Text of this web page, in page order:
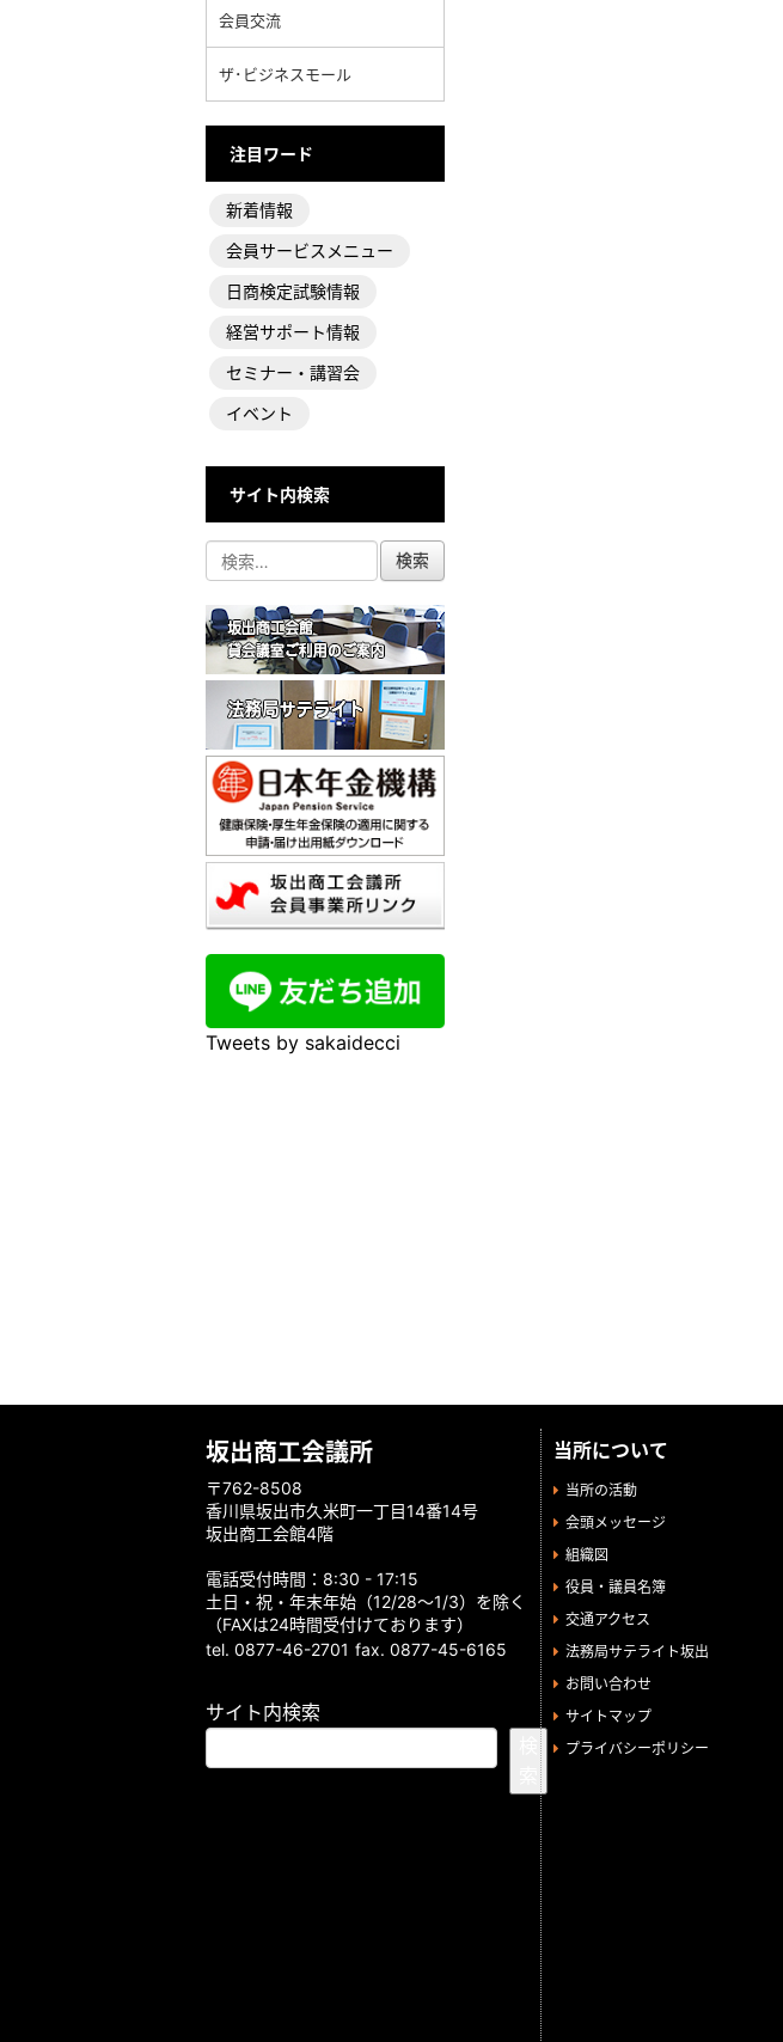
会員交流
ザ･ビジネスモール
注目ワード
新着情報
会員サービスメニュー
日商検定試験情報
経営サポート情報
セミナー・講習会
イベント
サイト内検索
Tweets by sakaidecci
坂出商工会議所
〒762-8508
香川県坂出市久米町一丁目14番14号
坂出商工会館4階
電話受付時間：8:30 - 17:15
土日・祝・年末年始（12/28～1/3）を除く
（FAXは24時間受付けております）
tel. 0877-46-2701 fax. 0877-45-6165
サイト内検索
当所について
当所の活動
会頭メッセージ
組織図
役員・議員名簿
交通アクセス
法務局サテライト坂出
お問い合わせ
サイトマップ
プライバシーポリシー